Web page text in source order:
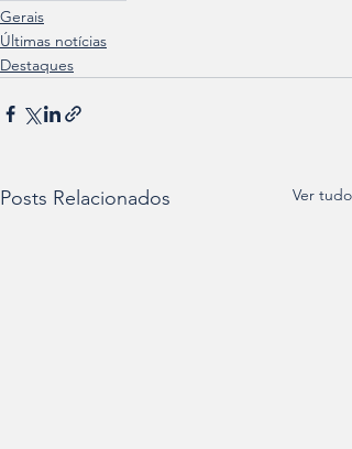
Gerais
Últimas notícias
Destaques
Posts Relacionados Ver tudo